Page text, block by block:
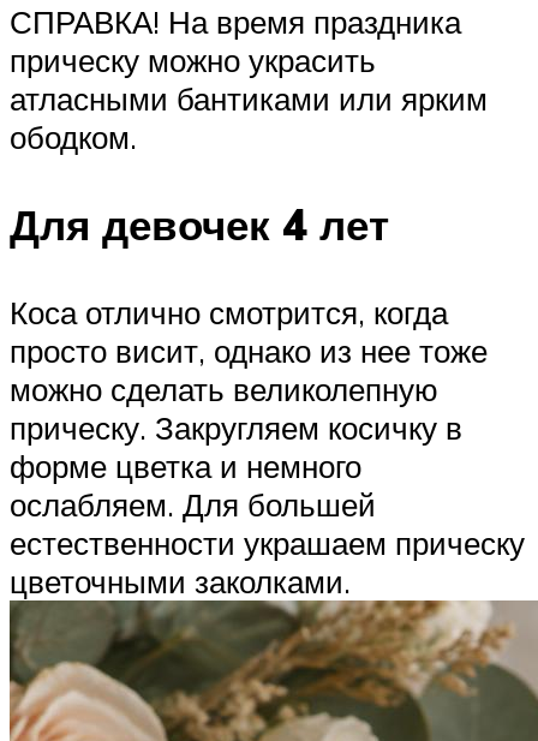
СПРАВКА! На время праздника
прическу можно украсить
атласными бантиками или ярким
ободком.
Для девочек 4 лет
Коса отлично смотрится, когда
просто висит, однако из нее тоже
можно сделать великолепную
прическу. Закругляем косичку в
форме цветка и немного
ослабляем. Для большей
естественности украшаем прическу
цветочными заколками.